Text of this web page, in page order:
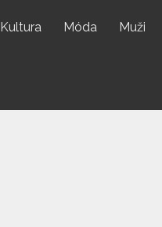
Kultura Móda Muži